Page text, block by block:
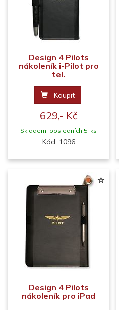
Design 4 Pilots
nákoleník i-Pilot pro
tel.
Koupit
629,- Kč
Skladem: posledních 5 ks
Kód: 1096
Design 4 Pilots
nákoleník pro iPad